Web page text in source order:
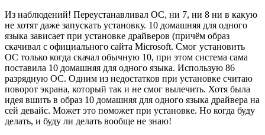
Из наблюдений! Переустанавливал ОС, ни 7, ни 8 ни в какую
не хотят даже запускать установку. 10 домашняя для одного
языка зависает при установке драйверов (причём образ
скачивал с официального сайта Microsoft. Смог установить
ОС только когда скачал обычную 10, при этом система сама
поставила 10 домашняя для одного языка. Использую 86
разрядную ОС. Одним из недостатков при установке считаю
поворот экрана, который так и не смог вылечить. Хотя была
идея вшить в образ 10 домашняя для одного языка драйвера на
сей девайс. Может это поможет при установке. Но когда буду
делать, и буду ли делать вообще не знаю!